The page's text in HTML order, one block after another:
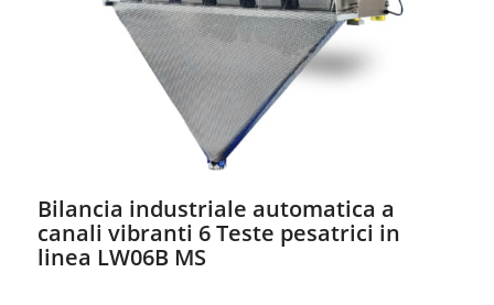
Bilancia industriale automatica a
canali vibranti 6 Teste pesatrici in
linea LW06B MS